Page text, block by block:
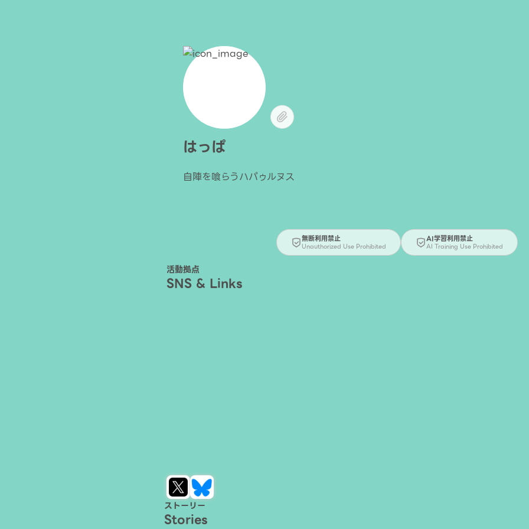
はっぱ
自陣を喰らうハパゥルヌス
無断利用禁止
Unauthorized Use Prohibited
AI学習利用禁止
AI Training Use Prohibited
活動拠点
SNS & Links
ストーリー
Stories